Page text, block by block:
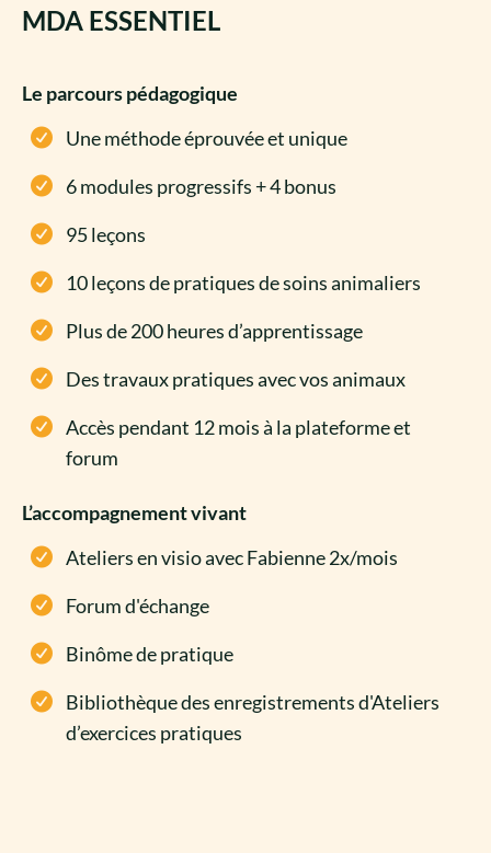
MDA ESSENTIEL
Le parcours pédagogique
Une méthode éprouvée et unique​
6 modules progressifs + 4 bonus​
95 leçons
10 leçons de pratiques de soins animaliers​
Plus de 200 heures d’apprentissage
Des travaux pratiques avec vos animaux
Accès pendant 12 mois à la plateforme et
forum​
L’accompagnement vivant​
Ateliers en visio avec Fabienne 2x/mois​
Forum d'échange​
Binôme de pratique
Bibliothèque des enregistrements d'Ateliers
d’exercices pratiques​​